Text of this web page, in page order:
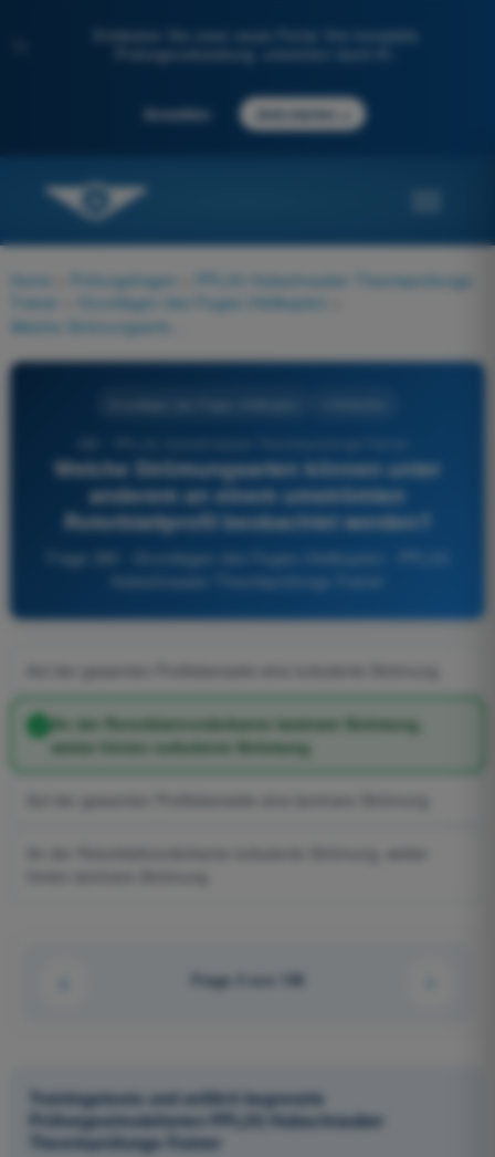
Entdecken Sie unser neues Portal: Ihre komplette
Prüfungsvorbereitung, unterstützt durch KI.
Anmelden Jetzt starten
Home Prüfungsfragen
PPL(H) Hubschrauber Theorieprüfungs-
Trainer
Grundlagen des Fluges (Helikopter)
Welche Strömungsarten können unter
anderem an einem umströmten
Rotorblattprofil beobachtet werden?
Frage 380 - Grundlagen des Fluges (Helikopter) - PPL(H)
An der Rotorblattvorderkante laminare Strömung,
weiter hinten turbulente Strömung
Frage 4 von 158
Trainingstests und zeitlich begrenzte
Prüfungssimulationen PPL(H) Hubschrauber
Theorieprüfungs-Trainer